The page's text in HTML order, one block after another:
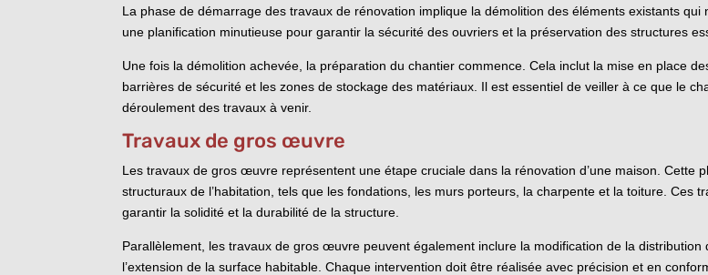
La phase de démarrage des travaux de rénovation implique la démolition des éléments existants
une planification minutieuse pour garantir la sécurité des ouvriers et la préservation des structures
Une fois la démolition achevée, la préparation du chantier commence. Cela inclut la mise en place
barrières de sécurité et les zones de stockage des matériaux. Il est essentiel de veiller à ce que le
déroulement des travaux à venir.
Travaux de gros œuvre
Les travaux de gros œuvre représentent une étape cruciale dans la rénovation d’une maison. Cette
structuraux de l’habitation, tels que les fondations, les murs porteurs, la charpente et la toiture. Ces
garantir la solidité et la durabilité de la structure.
Parallèlement, les travaux de gros œuvre peuvent également inclure la modification de la
l’extension de la surface habitable. Chaque intervention doit être réalisée avec précision et en